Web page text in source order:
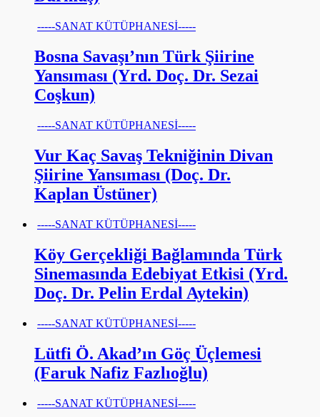
-----SANAT KÜTÜPHANESİ-----
Bosna Savaşı’nın Türk Şiirine
Yansıması (Yrd. Doç. Dr. Sezai
Coşkun)
-----SANAT KÜTÜPHANESİ-----
Vur Kaç Savaş Tekniğinin Divan
Şiirine Yansıması (Doç. Dr.
Kaplan Üstüner)
-----SANAT KÜTÜPHANESİ-----
Köy Gerçekliği Bağlamında Türk
Sinemasında Edebiyat Etkisi (Yrd.
Doç. Dr. Pelin Erdal Aytekin)
-----SANAT KÜTÜPHANESİ-----
Lütfi Ö. Akad’ın Göç Üçlemesi
(Faruk Nafiz Fazlıoğlu)
-----SANAT KÜTÜPHANESİ-----